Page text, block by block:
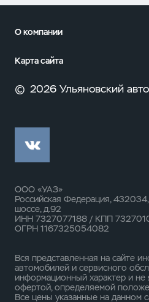
О компании
Карта сайта
© 2026 Ульяновский
ООО «УАЗ»
Российская Федерация,
шоссе, д.92
ИНН 7327077188 / КПП
ОГРН 1167325054082
Вся представленная на сайте
автомобилей и сервисного
информационный характер и не
офертой, определяемой
Все цены указанные на данном